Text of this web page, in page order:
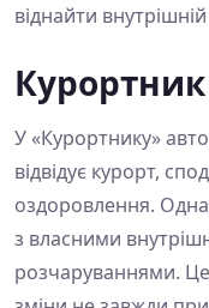
віднайти
Курортник
У «Курортнику»
відвідує курорт,
оздоровлення.
з власними
розчаруваннями.